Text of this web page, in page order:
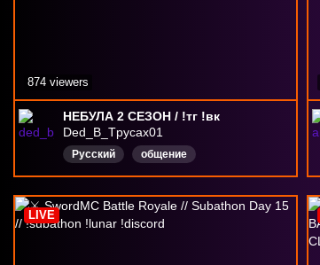
НЕБУЛА 2 СЕЗОН / !тг !вк
Ded_B_Tpycax01
Русский общение
874 viewers
LIVE